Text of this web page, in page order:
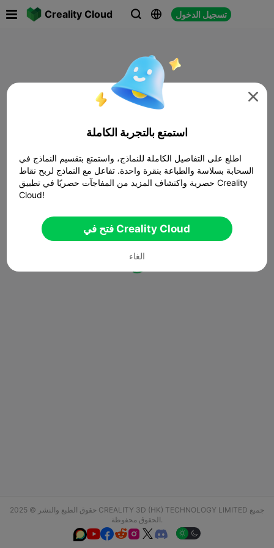
Creality Cloud   تسجيل الدخول
حقوق الطبع والنشر © 2025 CREALITY 3D (HK) TECHNOLOGY LIMITED جميع
الحقوق محفوظة.
  

استمتع بالتجربة الكاملة
اطلع على التفاصيل الكاملة للنماذج، واستمتع بتقسيم النماذج في
السحابة بسلاسة والطباعة بنقرة واحدة. تفاعل مع النماذج لربح نقاط
حصرية واكتشاف المزيد من المفاجآت حصريًا في تطبيق Creality
Cloud!
فتح في Creality Cloud
الغاء